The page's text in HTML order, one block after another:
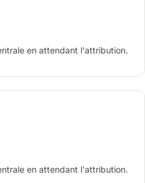
en attendant l'attribution.
en attendant l'attribution.